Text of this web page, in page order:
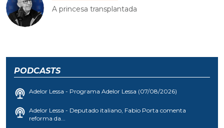
A princesa transplantada
PODCASTS
Adelor Lessa - Programa Adelor Lessa (07/08/2026)
Adelor Lessa - Deputado italiano, Fabio Porta comenta
reforma da...